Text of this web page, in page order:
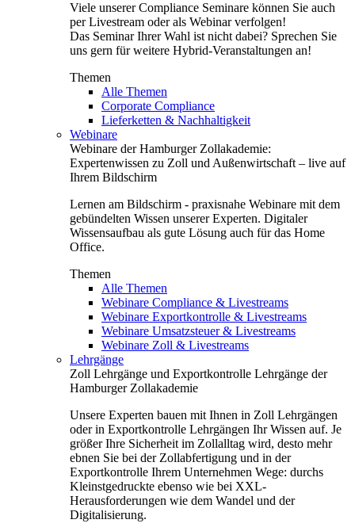
Viele unserer Compliance Seminare können Sie auch
per Livestream oder als Webinar verfolgen!
Das Seminar Ihrer Wahl ist nicht dabei? Sprechen Sie
uns gern für weitere Hybrid-Veranstaltungen an!
Themen
Alle Themen
Corporate Compliance
Lieferketten & Nachhaltigkeit
Webinare
Webinare der Hamburger Zollakademie:
Expertenwissen zu Zoll und Außenwirtschaft – live auf
Ihrem Bildschirm
Lernen am Bildschirm - praxisnahe Webinare mit dem
gebündelten Wissen unserer Experten. Digitaler
Wissensaufbau als gute Lösung auch für das Home
Office.
Themen
Alle Themen
Webinare Compliance & Livestreams
Webinare Exportkontrolle & Livestreams
Webinare Umsatzsteuer & Livestreams
Webinare Zoll & Livestreams
Lehrgänge
Zoll Lehrgänge und Exportkontrolle Lehrgänge der
Hamburger Zollakademie
Unsere Experten bauen mit Ihnen in Zoll Lehrgängen
oder in Exportkontrolle Lehrgängen Ihr Wissen auf. Je
größer Ihre Sicherheit im Zollalltag wird, desto mehr
ebnen Sie bei der Zollabfertigung und in der
Exportkontrolle Ihrem Unternehmen Wege: durchs
Kleinstgedruckte ebenso wie bei XXL-
Herausforderungen wie dem Wandel und der
Digitalisierung.